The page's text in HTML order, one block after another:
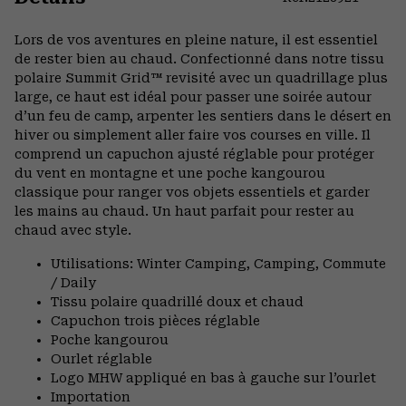
or
Lors de vos aventures en pleine nature, il est essentiel
de rester bien au chaud. Confectionné dans notre tissu
polaire Summit Grid™ revisité avec un quadrillage plus
large, ce haut est idéal pour passer une soirée autour
d’un feu de camp, arpenter les sentiers dans le désert en
hiver ou simplement aller faire vos courses en ville. Il
comprend un capuchon ajusté réglable pour protéger
du vent en montagne et une poche kangourou
classique pour ranger vos objets essentiels et garder
les mains au chaud. Un haut parfait pour rester au
chaud avec style.
Utilisations: Winter Camping, Camping, Commute
/ Daily
Tissu polaire quadrillé doux et chaud
Capuchon trois pièces réglable
Poche kangourou
Ourlet réglable
Logo MHW appliqué en bas à gauche sur l’ourlet
Importation